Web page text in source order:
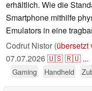
erhältlich. Wie die
Smartphone mithilfe
Emulators in eine
Codrut Nistor (übersetzt
07.07.2026🇺🇸🇷🇺 ...
Gaming Handheld